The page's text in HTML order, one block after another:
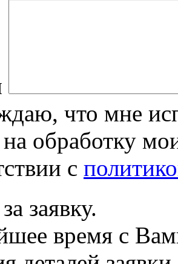
что мне
на обработку
с
заявку.
время с